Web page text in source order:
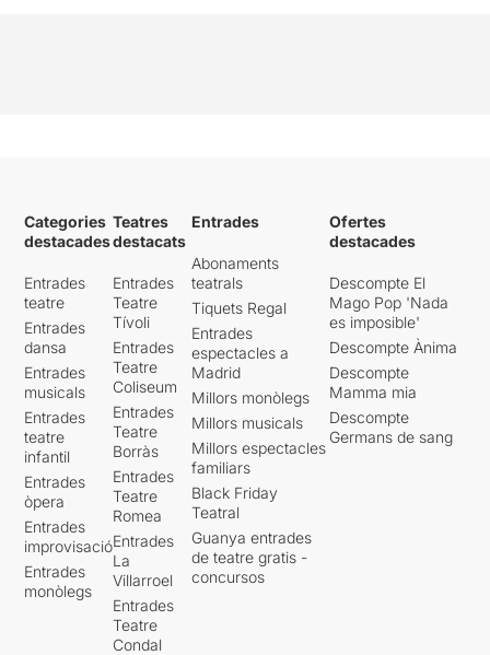
Categories
destacades
Entrades
teatre
Entrades
dansa
Entrades
musicals
Entrades
teatre
infantil
Entrades
òpera
Entrades
improvisació
Entrades
monòlegs
Teatres
destacats
Entrades
Teatre
Tívoli
Entrades
Teatre
Coliseum
Entrades
Teatre
Borràs
Entrades
Teatre
Romea
Entrades
La
Villarroel
Entrades
Teatre
Condal
Entrades
Abonaments
teatrals
Tiquets Regal
Entrades
espectacles a
Madrid
Millors monòlegs
Millors musicals
Millors espectacles
familiars
Black Friday
Teatral
Guanya entrades
de teatre gratis -
concursos
Ofertes
destacades
Descompte El
Mago Pop 'Nada
es imposible'
Descompte Ànima
Descompte
Mamma mia
Descompte
Germans de sang